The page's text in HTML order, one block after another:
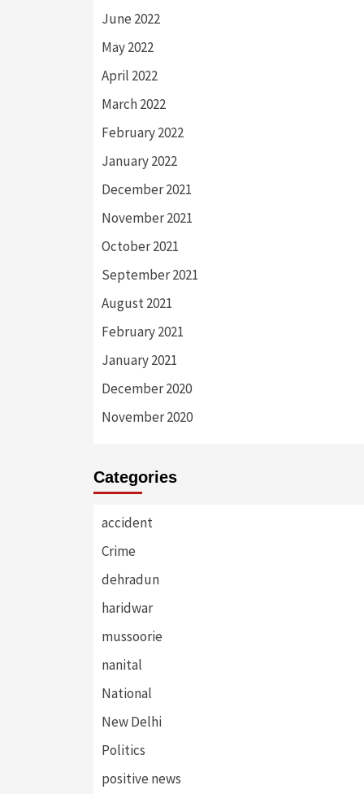
June 2022
May 2022
April 2022
March 2022
February 2022
January 2022
December 2021
November 2021
October 2021
September 2021
August 2021
February 2021
January 2021
December 2020
November 2020
Categories
accident
Crime
dehradun
haridwar
mussoorie
nanital
National
New Delhi
Politics
positive news